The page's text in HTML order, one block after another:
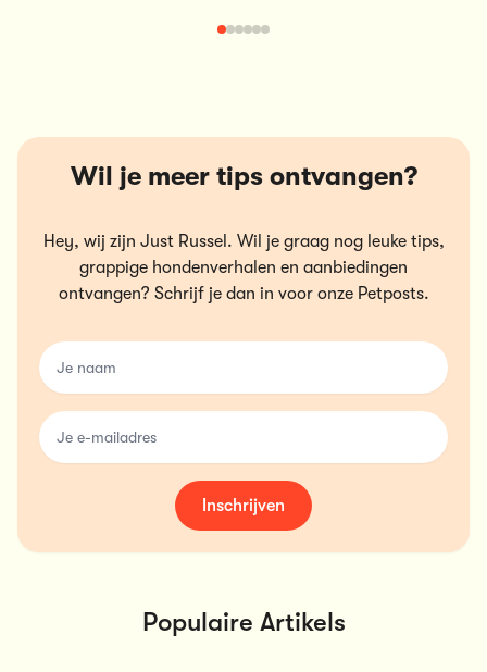
Wil je meer tips ontvangen?
Hey, wij zijn Just Russel. Wil je graag nog leuke tips,
grappige hondenverhalen en aanbiedingen
ontvangen? Schrijf je dan in voor onze Petposts.
name
email
Inschrijven
Populaire Artikels